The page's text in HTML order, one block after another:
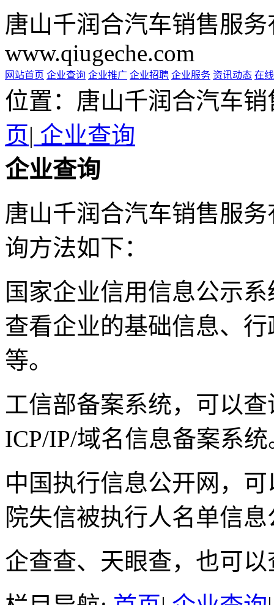
唐山千润合汽车销售服
www.qiugeche.com
网站首页 企业查询 企业推广 企业招聘 企业服务 资讯动态 在
位置：唐山千润合汽车
页| 企业查询
企业查询
唐山千润合汽车销售服
询方法如下：
国家企业信用信息公示
查看企业的基础信息、
等。
工信部备案系统，可以
ICP/IP/域名信息备案系统
中国执行信息公开网，
院失信被执行人名单信
企查查、天眼查，也可